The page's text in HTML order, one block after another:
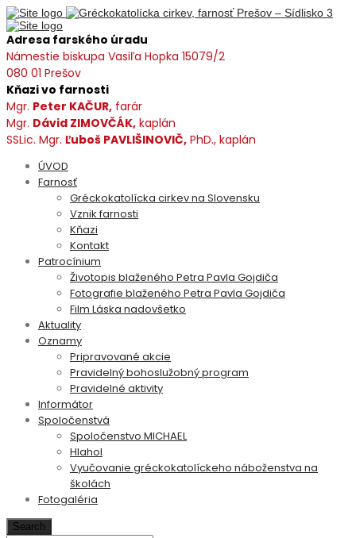
Adresa farského úradu
Námestie biskupa Vasiľa Hopka 15079/2
080 01 Prešov
Kňazi vo farnosti
Mgr. Peter KAČUR, farár
Mgr. Dávid ZIMOVČÁK, kaplán
SSLic. Mgr. Ľuboš PAVLIŠINOVIČ, PhD., kaplán
ÚVOD
Farnosť
Gréckokatolícka cirkev na Slovensku
Vznik farnosti
Kňazi
Kontakt
Patrocínium
Životopis blaženého Petra Pavla Gojdiča
Fotografie blaženého Petra Pavla Gojdiča
Film Láska nadovšetko
Aktuality
Oznamy
Pripravované akcie
Pravidelný bohoslužobný program
Pravidelné aktivity
Informátor
Spoločenstvá
Spoločenstvo MICHAEL
Hlahol
Vyučovanie gréckokatolíckeho náboženstva na
školách
Fotogaléria
Search